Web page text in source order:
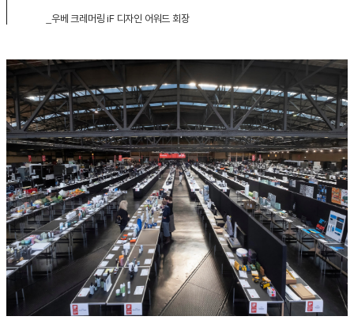
_우베 크레머링 iF 디자인 어워드 회장